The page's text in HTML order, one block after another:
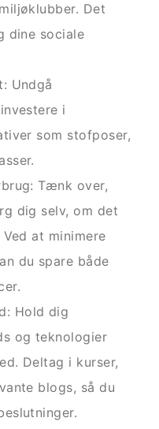
Det
dine sociale
Undgå
i
som stofposer,
Tænk over,
dig selv, om det
at minimere
du spare både
Hold dig
og teknologier
Deltag i kurser,
blogs, så du